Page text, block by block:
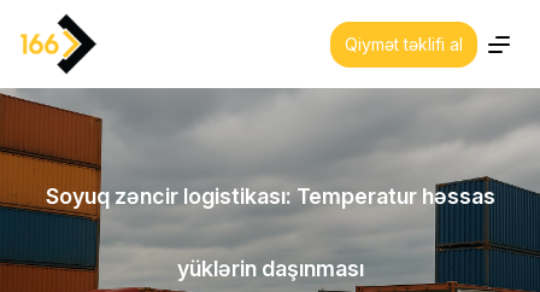
Qiymət təklifi al
Haqqımızda
Xidmətlərimiz
Sektorlar
Soyuq zəncir logistikası: Temperatur həssas
yüklərin daşınması